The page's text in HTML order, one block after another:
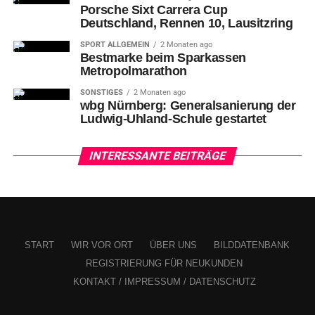
Nürnberg. Foto: Dr. Helmut Mägdefrau / Tiergarten Nürnberg
Reptilien sind wieder aktiv
Porsche Sixt Carrera Cup
Deutschland, Rennen 10, Lausitzring
SPORT ALLGEMEIN 2 Monaten ago
Bestmarke beim Sparkassen
Metropolmarathon
SONSTIGES 2 Monaten ago
wbg Nürnberg: Generalsanierung der
Ludwig-Uhland-Schule gestartet
INTERESSANTE BEITRÄGE
START WIR VOR ORT ÜBER UNS
BILDDATENBANK
REGISTRIERUNG FÜR NEUKUNDEN
KONTAKT / IMPRESSUM / DATENSCHUTZ